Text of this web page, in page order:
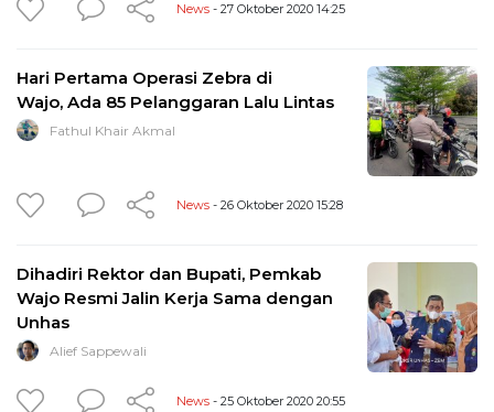
News - 27 Oktober 2020 14:25
Hari Pertama Operasi Zebra di
Wajo, Ada 85 Pelanggaran Lalu Lintas
Fathul Khair Akmal
News - 26 Oktober 2020 15:28
Dihadiri Rektor dan Bupati, Pemkab
Wajo Resmi Jalin Kerja Sama dengan
Unhas
Alief Sappewali
News - 25 Oktober 2020 20:55